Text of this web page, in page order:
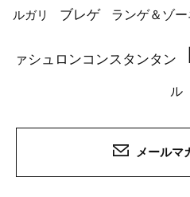
ルガリ ブレゲ ランゲ＆ゾー
ァシュロンコンスタンタン
ル
メールマ